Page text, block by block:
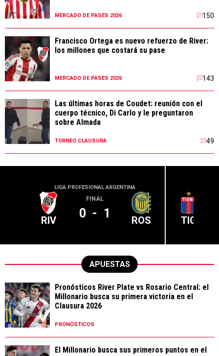
MERCADO DE PASES 2026 150
Francisco Ortega es nuevo refuerzo de River:
los millones que costará su pase
MERCADO DE PASES 2026 143
Las últimas horas de Coudet: reunión con el
cuerpo técnico, Di Carlo y le preguntaron
sobre Almada
TORNEO CLAUSURA 49
LIGA PROFESIONAL ARGENTINA
RIV
FINAL
0 - 1 ROS TIG
APUESTAS
Pronósticos River Plate vs Rosario Central: el
Millonario busca su primera victoria en el
Clausura 2026
PRONÓSTICOS
El Millonario busca sus primeros puntos en el